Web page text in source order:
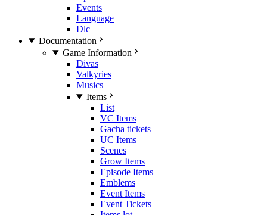
Events
Language
Dlc
Documentation
Game Information
Divas
Valkyries
Musics
Items
List
VC Items
Gacha tickets
UC Items
Scenes
Grow Items
Episode Items
Emblems
Event Items
Event Tickets